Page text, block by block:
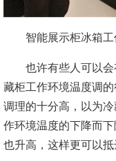
智能展示柜冰箱工
也许有些人可以会
藏柜工作环境温度调
调理的十分高，以为
作环境温度的下降而
也升高，这样更可以抵